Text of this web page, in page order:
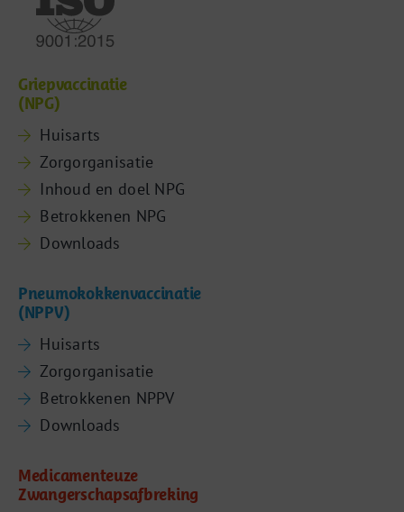
Griepvaccinatie
(NPG)
Huisarts
Zorgorganisatie
Inhoud en doel NPG
Betrokkenen NPG
Downloads
Pneumokokkenvaccinatie
(NPPV)
Huisarts
Zorgorganisatie
Betrokkenen NPPV
Downloads
Medicamenteuze
Zwangerschapsafbreking